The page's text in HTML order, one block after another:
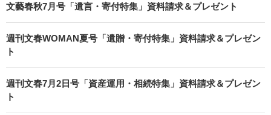
文藝春秋7月号「遺言・寄付特集」資料請求＆プレゼント
週刊文春WOMAN夏号「遺贈・寄付特集」資料請求＆プレゼン
ト
週刊文春7月2日号「資産運用・相続特集」資料請求＆プレゼン
ト